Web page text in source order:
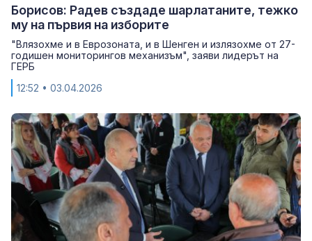
Борисов: Радев създаде шарлатаните, тежко
му на първия на изборите
"Влязохме и в Еврозоната, и в Шенген и излязохме от 27-
годишен мониторингов механизъм", заяви лидерът на
ГЕРБ
12:52 • 03.04.2026